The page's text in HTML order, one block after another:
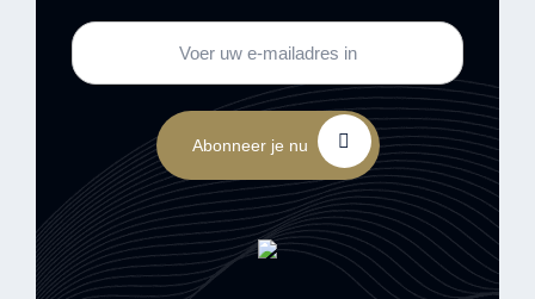
Abonneer je nu